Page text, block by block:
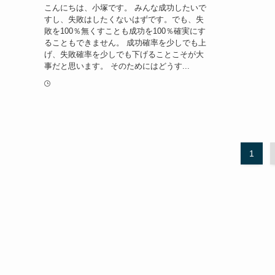
こんにちは、小塚です。 みんな成功したいで
すし、失敗はしたくないはずです。でも、失
敗を100％無くすことも成功を100％確実にす
ることもできません。 成功確率を少しでも上
げ、失敗確率を少しでも下げることこそが大
事だと思います。 そのためにはどうす...
1